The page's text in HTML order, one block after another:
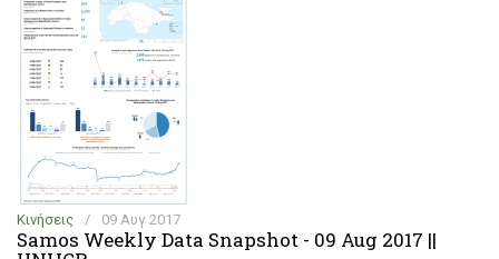
Κινήσεις / 09 Αυγ 2017
Samos Weekly Data Snapshot - 09 Aug 2017 ||